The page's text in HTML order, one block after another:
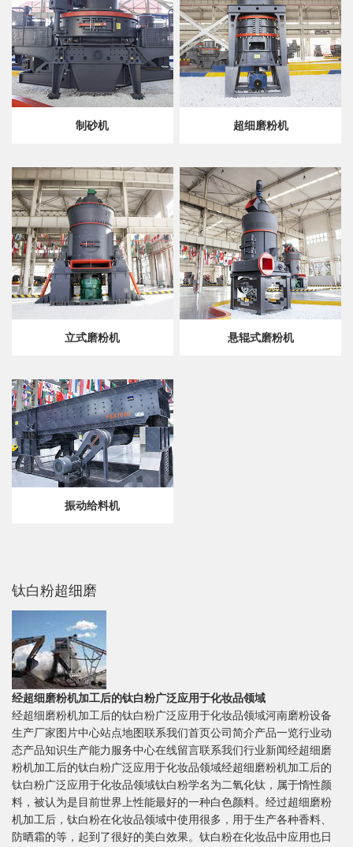
制砂机 超细磨粉机
立式磨粉机 悬辊式磨粉机
振动给料机
钛白粉超细磨
经超细磨粉机加工后的钛白粉广泛应用于化妆品领域
经超细磨粉机加工后的钛白粉广泛应用于化妆品领域河南磨粉设备
生产厂家图片中心站点地图联系我们首页公司简介产品一览行业动
态产品知识生产能力服务中心在线留言联系我们行业新闻经超细磨
粉机加工后的钛白粉广泛应用于化妆品领域经超细磨粉机加工后的
钛白粉广泛应用于化妆品领域钛白粉学名为二氧化钛，属于惰性颜
料，被认为是目前世界上性能最好的一种白色颜料。经过超细磨粉
机加工后，钛白粉在化妆品领域中使用很多，用于生产各种香料、
防晒霜的等，起到了很好的美白效果。钛白粉在化妆品中应用也日